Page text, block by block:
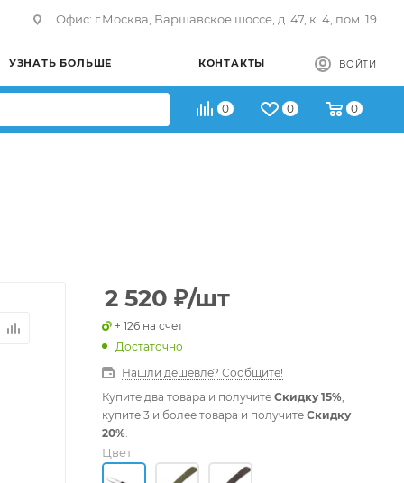
Офис: г.Москва, Варшавское шоссе, д. 47, к. 4, пом. 19
УЗНАТЬ БОЛЬШЕ КОНТАКТЫ ВОЙТИ
0 0 0
2 520 ₽/шт
+ 126 на счет
Достаточно
Нашли дешевле? Сообщите!
Купите два товара и получите Скидку 15%
купите 3 и более товара и получите Скидку
20%
Цвет: